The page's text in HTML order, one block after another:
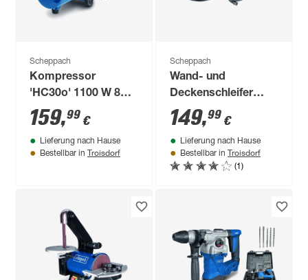
Scheppach
Kompressor
'HC30o' 1100 W 8
bar
159,99 €
Lieferung nach Hause
Bestellbar in Troisdorf
Scheppach
Wand- und
Deckenschleifer
'DS930' 710 W
149,99 €
Lieferung nach Hause
Bestellbar in Troisdorf
(1)